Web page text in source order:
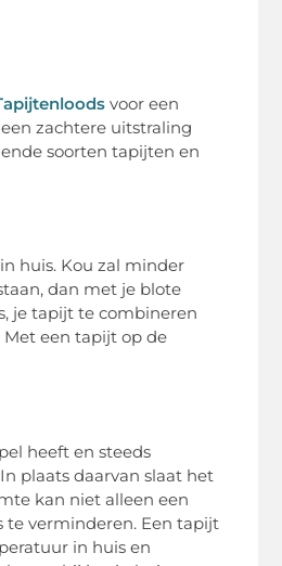
voor een
zachtere uitstraling
soorten tapijten en
huis. Kou zal minder
dan met je blote
je tapijt te combineren
een tapijt op de
heeft en steeds
plaats daarvan slaat het
kan niet alleen een
verminderen. Een tapijt
in huis en